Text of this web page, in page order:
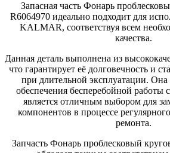
Запасная часть Фонарь
R6064970 идеально подходит для
KALMAR, соответствуя всем
качества.
Данная деталь выполнена из
что гарантирует её долговечность и
при длительной эксплуатации. Она
обеспечения бесперебойной работы
является отличным выбором для
компонентов в процессе
ремонта.
Запчасть Фонарь проблесковый